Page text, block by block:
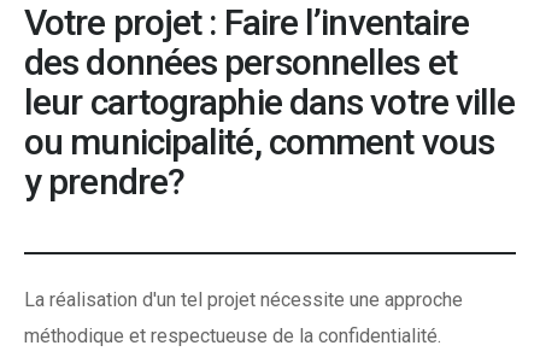
Votre projet : Faire l’inventaire
des données personnelles et
leur cartographie dans votre ville
ou municipalité, comment vous
y prendre?
La réalisation d'un tel projet nécessite une approche
méthodique et respectueuse de la confidentialité.